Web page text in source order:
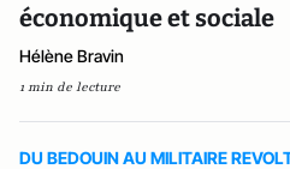
économique et sociale
Hélène Bravin
1 min de lecture
DU BEDOUIN AU MILITAIRE